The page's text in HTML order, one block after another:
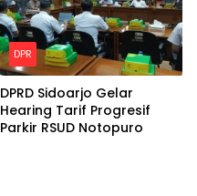
DPR
DPRD Sidoarjo Gelar
Hearing Tarif Progresif
Parkir RSUD Notopuro